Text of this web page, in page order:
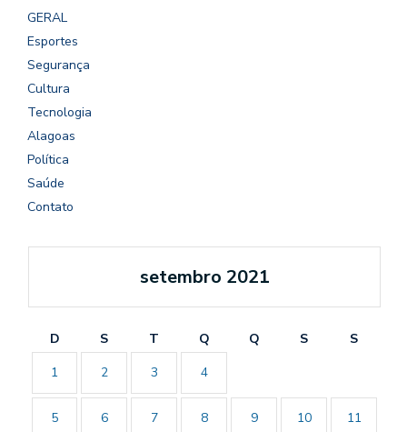
GERAL
Esportes
Segurança
Cultura
Tecnologia
Alagoas
Política
Saúde
Contato
setembro 2021
D S T Q Q S
S
1
2 3 4
5 6 7 8 9 10 11